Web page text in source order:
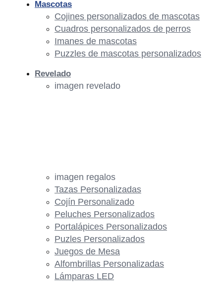
imagen regalos
Tazas Personalizadas
Cojín Personalizado
Peluches Personalizados
Portalápices Personalizados
Puzles Personalizados
Juegos de Mesa
Alfombrillas Personalizadas
Lámparas LED
Mascotas
Cojines personalizados de mascotas
Cuadros personalizados de perros
Imanes de mascotas
Puzzles de mascotas personalizados
Revelado
imagen revelado